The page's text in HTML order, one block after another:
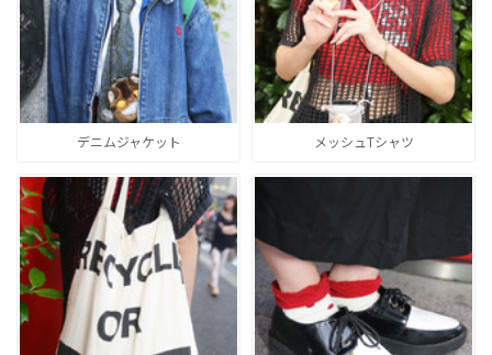
デニムジャケット メッシュTシャツ